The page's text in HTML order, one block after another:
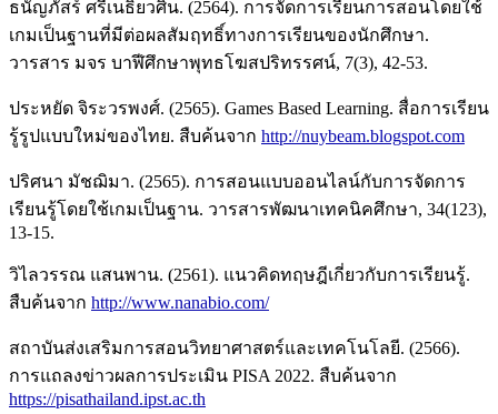
ธนัญภัสร์ ศรีเนธิยวศิน. (2564). การจัดการเรียนการสอนโดยใช้
เกมเป็นฐานที่มีต่อผลสัมฤทธิ์ทางการเรียนของนักศึกษา.
วารสาร มจร บาฬีศึกษาพุทธโฆสปริทรรศน์, 7(3), 42-53.
ประหยัด จิระวรพงศ์. (2565). Games Based Learning. สื่อการเรียน
รู้รูปแบบใหม่ของไทย. สืบค้นจาก http://nuybeam.blogspot.com
ปริศนา มัชฌิมา. (2565). การสอนแบบออนไลน์กับการจัดการ
เรียนรู้โดยใช้เกมเป็นฐาน. วารสารพัฒนาเทคนิคศึกษา, 34(123),
13-15.
วิไลวรรณ แสนพาน. (2561). แนวคิดทฤษฎีเกี่ยวกับการเรียนรู้.
สืบค้นจาก http://www.nanabio.com/
สถาบันส่งเสริมการสอนวิทยาศาสตร์และเทคโนโลยี. (2566).
การแถลงข่าวผลการประเมิน PISA 2022. สืบค้นจาก
https://pisathailand.ipst.ac.th